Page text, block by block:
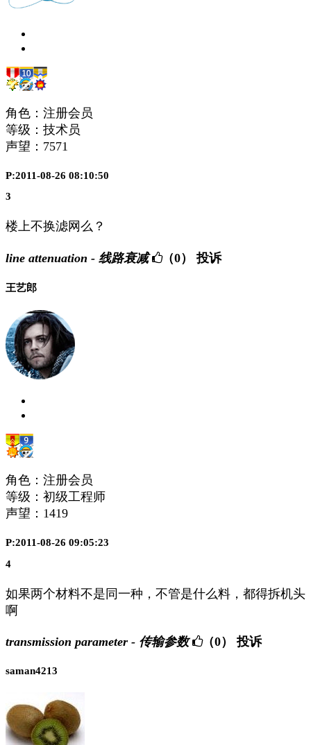
角色：注册会员
等级：技术员
声望： 7571
P:2011-08-26 08:10:50
3
楼上不换滤网么？
line attenuation - 线路衰减 （0） 投诉
王艺郎
角色：注册会员
等级：初级工程师
声望： 1419
P:2011-08-26 09:05:23
4
如果两个材料不是同一种，不管是什么料，都得拆机头
啊
transmission parameter - 传输参数 （0） 投诉
saman4213